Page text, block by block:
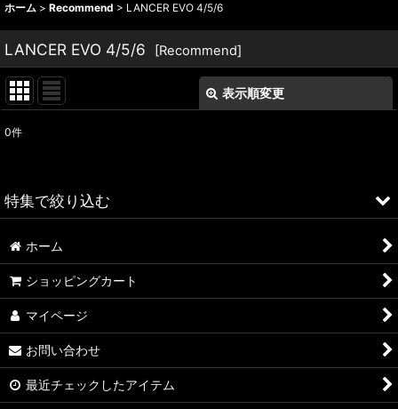
ホーム > Recommend > LANCER EVO 4/5/6
LANCER EVO 4/5/6 [Recommend]
表示順変更
並び順:
0件
特集で絞り込む
ALFA ROMEO > 156
ALFA ROMEO > 147
ALFA ROMEO > 159
A4
ホーム
ショッピングカート
マイページ
お問い合わせ
最近チェックしたアイテム